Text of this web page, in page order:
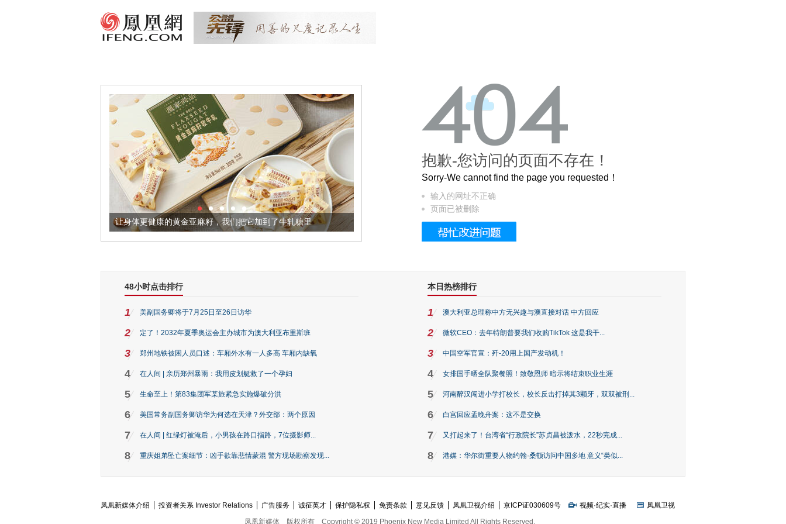
让身体更健康的黄金亚麻籽，我们把它加到了牛轧糖里 被列入佛家七宝的它到底有多美？
抱歉-您访问的页面不存在！
Sorry-We cannot find the page you requested！
输入的网址不正确
页面已被删除
48小时点击排行
1 美副国务卿将于7月25日至26日访华
2 定了！2032年夏季奥运会主办城市为澳大利亚布里斯班
3 郑州地铁被困人员口述：车厢外水有一人多高 车厢内缺氧
4 在人间 | 亲历郑州暴雨：我用皮划艇救了一个孕妇
5 生命至上！第83集团军某旅紧急实施爆破分洪
6 美国常务副国务卿访华为何选在天津？外交部：两个原因
7 在人间 | 红绿灯被淹后，小男孩在路口指路，7位摄影师...
8 重庆姐弟坠亡案细节：凶手欲靠悲情蒙混 警方现场勘察发现...
本日热榜排行
1 澳大利亚总理称中方无兴趣与澳直接对话 中方回应
2 微软CEO：去年特朗普要我们收购TikTok 这是我干...
3 中国空军官宣：歼-20用上国产发动机！
4 女排国手晒全队聚餐照！致敬恩师 暗示将结束职业生涯
5 河南醉汉闯进小学打校长，校长反击打掉其3颗牙，双双被刑...
6 白宫回应孟晚舟案：这不是交换
7 又打起来了！台湾省“行政院长”苏贞昌被泼水，22秒完成...
8 港媒：华尔街重要人物约翰·桑顿访问中国多地 意义“类似...
凤凰新媒体介绍 投资者关系 Investor Relations 广告服务 诚征英才 保护隐私权 免责条款 意见反馈 凤凰卫视介绍 京ICP证030609号 视频·纪实·直播
凤凰卫视
凤凰新媒体
版权所有 Copyright © 2019 Phoenix New Media Limited All Rights Reserved.